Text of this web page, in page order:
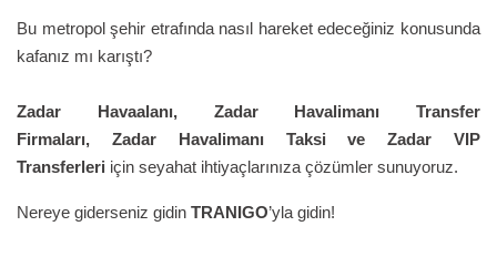
Bu metropol şehir etrafında nasıl hareket edeceğiniz konusunda
kafanız mı karıştı?
Zadar Havaalanı, Zadar
Havalimanı Transfer
Firmaları, Zadar Havalimanı Taksi veZadar
VIP
Transferleri için seyahat ihtiyaçlarınıza çözümler sunuyoruz.
Nereye giderseniz gidin TRANIGO’yla gidin!